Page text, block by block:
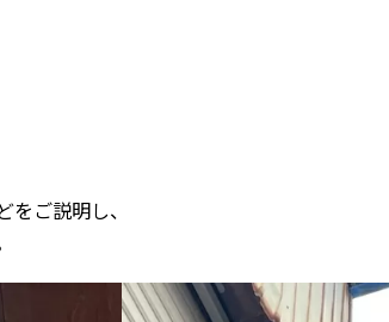
ご説明し、